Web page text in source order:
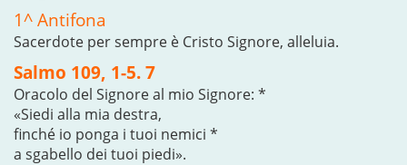
1^ Antifona
Sacerdote per sempre è Cristo Signore, alleluia.
Salmo 109, 1-5. 7
Oracolo del Signore al mio Signore: *
«Siedi alla mia destra,
finché io ponga i tuoi nemici *
a sgabello dei tuoi piedi».